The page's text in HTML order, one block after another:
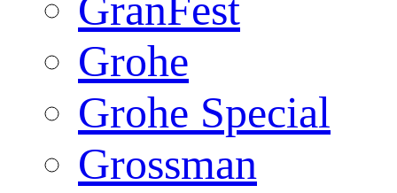
GranFest
Grohe
Grohe Special
Grossman